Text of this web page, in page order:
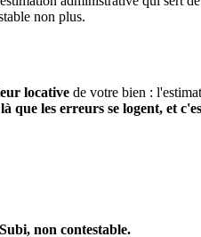
non plus.
locative de votre bien :
que les erreurs se logent, et
Subi, non contestable.